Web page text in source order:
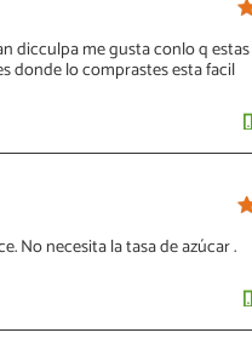
dicculpa me gusta conlo q estas
donde lo comprastes esta facil
No necesita la tasa de azúcar .